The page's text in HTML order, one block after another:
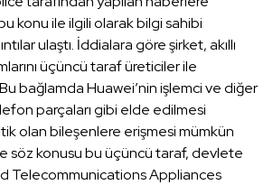
konu ile ilgili olarak bilgi sahibi
ulaştı. İddialara göre şirket, akıllı
üçüncü taraf üreticiler ile
bağlamda Huawei’nin işlemci ve diğer
parçaları gibi elde edilmesi
olan bileşenlere erişmesi mümkün
söz konusu bu üçüncü taraf, devlete
Telecommunications Appliances